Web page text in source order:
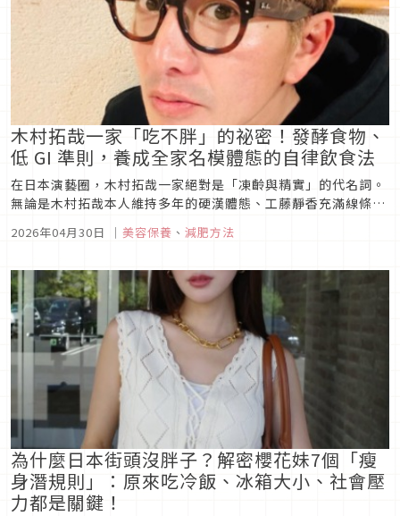
木村拓哉一家「吃不胖」的祕密！發酵食物、
低 GI 準則，養成全家名模體態的自律飲食法
在日本演藝圈，木村拓哉一家絕對是「凍齡與精實」的代名詞。
無論是木村拓哉本人維持多年的硬漢體態、工藤靜香充滿線條感
腿，全家人的好身材背後，其實隱藏著極其自律的飲食管理。木
格挑選食材」來維持代...
2026年04月30日 ｜ 美容保養 、 減肥方法
為什麼日本街頭沒胖子？解密櫻花妹7個「瘦
身潛規則」：原來吃冷飯、冰箱大小、社會壓
力都是關鍵！